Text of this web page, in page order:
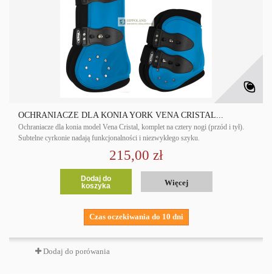
OCHRANIACZE DLA KONIA YORK VENA CRISTAL...
Ochraniacze dla konia model Vena Cristal, komplet na cztery nogi (przód i tył).
Subtelne cyrkonie nadają funkcjonalności i niezwykłego szyku.
215,00 zł
Dodaj do
koszyka
Więcej
Czas oczekiwania do 10 dni
Dodaj do porówania